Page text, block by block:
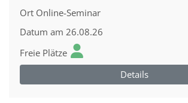
Ort Online-Seminar
Datum am 26.08.26
Freie Plätze
Details